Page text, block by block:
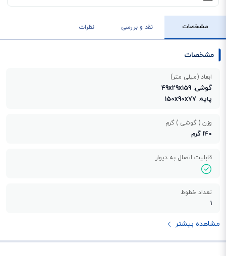
مشخصات نقد و بررسی نظرات
مشخصات
ابعاد (میلی متر)
گوشی: 49x29x159
پایه: 150x90x77
وزن ( گوشی ) گرم
140 گرم
قابلیت اتصال به دیوار
تعداد خطوط
مشاهده بیشتر